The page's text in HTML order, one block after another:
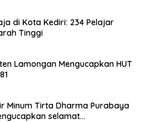
di Kota Kediri: 234 Pelajar
Tinggi
Lamongan Mengucapkan HUT
Minum Tirta Dharma Purabaya
selamat